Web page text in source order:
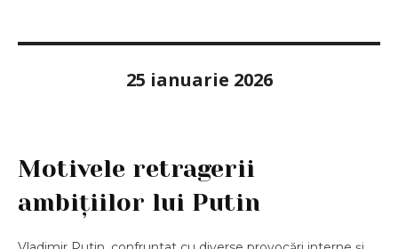
25 ianuarie 2026
Motivele retragerii
ambițiilor lui Putin